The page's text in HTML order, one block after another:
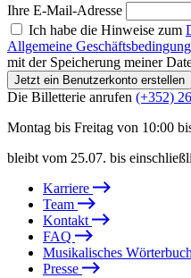
Ihre E-Mail-Adresse
Ich habe die Hinweise zum
Allgemeine
mit der Speicherung meiner
Jetzt ein Benutzerkonto erstellen
Die Billetterie anrufen (+352)
Montag bis Freitag von 10:00
bleibt vom 25.07. bis
Karriere
Team
Kontakt
FAQ
Musikalisches Wörterbuch
Presse